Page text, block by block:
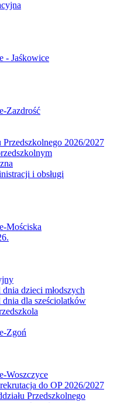
- Jaśkowice
Zazdrość
Przedszkolnego 2026/2027
i obsługi
Mościska
dzieci młodszych
dnia dla sześciolatków
Zgoń
Woszczyce
do OP 2026/2027
Przedszkolnego